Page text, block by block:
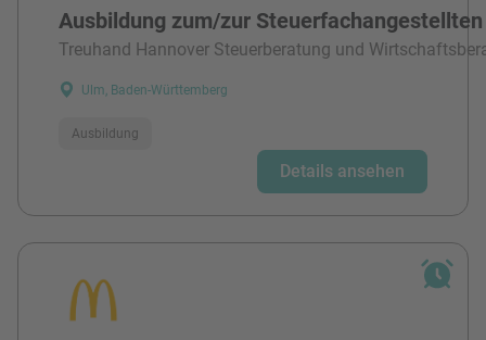
Ausbildung zum/zur
Treuhand Hannover Steuerberatung und
Ulm, Baden-Württemberg
Ausbildung
Details ansehen